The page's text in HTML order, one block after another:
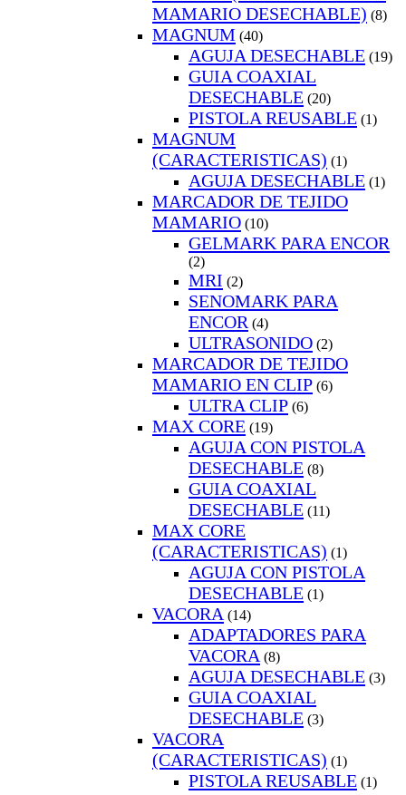
MAMARIO DESECHABLE) (8)
MAGNUM (40)
AGUJA DESECHABLE (19)
GUIA COAXIAL
DESECHABLE (20)
PISTOLA REUSABLE (1)
MAGNUM
(CARACTERISTICAS) (1)
AGUJA DESECHABLE (1)
MARCADOR DE TEJIDO
MAMARIO (10)
GELMARK PARA ENCOR
(2)
MRI (2)
SENOMARK PARA
ENCOR (4)
ULTRASONIDO (2)
MARCADOR DE TEJIDO
MAMARIO EN CLIP (6)
ULTRA CLIP (6)
MAX CORE (19)
AGUJA CON PISTOLA
DESECHABLE (8)
GUIA COAXIAL
DESECHABLE (11)
MAX CORE
(CARACTERISTICAS) (1)
AGUJA CON PISTOLA
DESECHABLE (1)
VACORA (14)
ADAPTADORES PARA
VACORA (8)
AGUJA DESECHABLE (3)
GUIA COAXIAL
DESECHABLE (3)
VACORA
(CARACTERISTICAS) (1)
PISTOLA REUSABLE (1)